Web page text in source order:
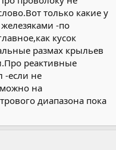
тоже одинаковые.
только какие у
-по
кусок
размах крыльев
реактивные
-если не
на
диапазона пока